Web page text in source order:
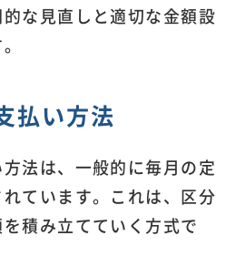
な見直しと適切な金額設
払い方法
法は、一般的に毎月の定
ています。これは、区分
積み立てていく方式で